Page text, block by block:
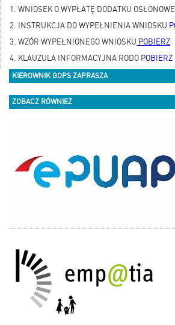
1. WNIOSEK O WYPŁATĘ DODATKU
2. INSTRUKCJA DO WYPEŁNIENIA WNIOSKU
3. WZÓR WYPEŁNIONEGO WNIOSKU POBIERZ
4. KLAUZULA INFORMACYJNA RODO POBIERZ
KIEROWNIK GOPS ZAPRASZA
ZOBACZ RÓWNIEŻ